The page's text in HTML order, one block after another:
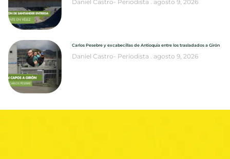
Daniel Castro- Periodista agosto 9, 2026
Carlos Pesebre y excabecillas de Antioquia entre los trasladados a Girón
Daniel Castro- Periodista agosto 9, 2026